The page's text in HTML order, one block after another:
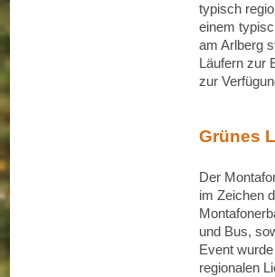
typisch
einem
am Arlberg
Läufern zur
zur
Grünes
Der
im Zeichen
und Bus,
Event
regionalen